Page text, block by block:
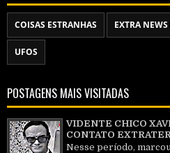
COISAS ESTRANHAS EXTRA
UFOS
POSTAGENS MAIS VISITADAS
VIDENTE CHICO
CONTATO
Nesse período,